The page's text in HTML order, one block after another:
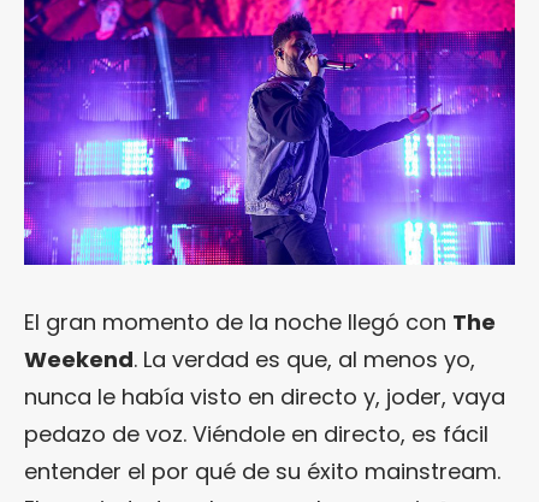
El gran momento de la noche llegó con The
Weekend. La verdad es que, al menos yo,
nunca le había visto en directo y, joder, vaya
pedazo de voz. Viéndole en directo, es fácil
entender el por qué de su éxito mainstream.